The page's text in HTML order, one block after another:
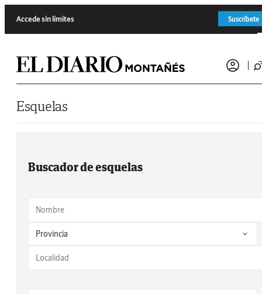
Accede sin límites Suscríbete
Esquelas
Buscador de esquelas